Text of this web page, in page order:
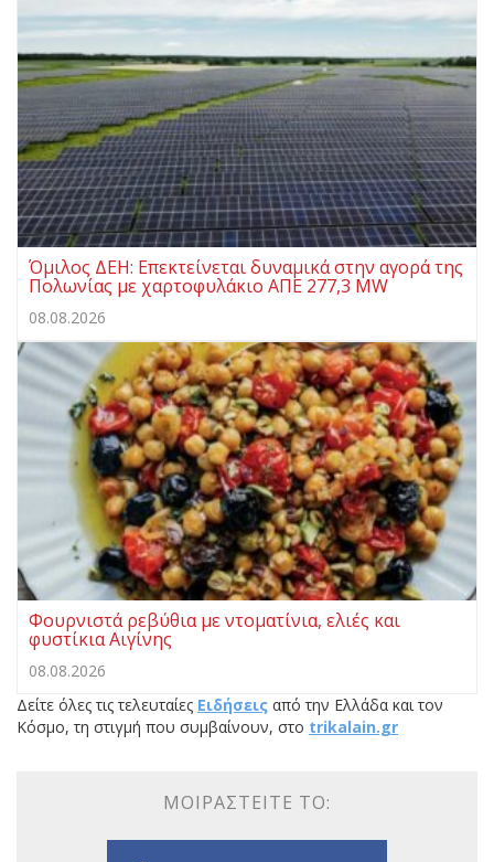
Όμιλος ΔΕΗ: Επεκτείνεται δυναμικά στην αγορά της
Πολωνίας με χαρτοφυλάκιο ΑΠΕ 277,3 MW
08.08.2026
Φουρνιστά ρεβύθια με ντοματίνια, ελιές και
φυστίκια Αιγίνης
08.08.2026
Δείτε όλες τις τελευταίες Ειδήσεις από την Ελλάδα και τον
Κόσμο, τη στιγμή που συμβαίνουν, στο trikalain.gr
ΜΟΙΡΑΣΤΕΊΤΕ ΤΟ: